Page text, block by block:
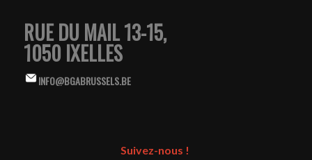
RUE DU MAIL 13-15,
1050 IXELLES
INFO@BGABRUSSELS.BE
Suivez-nous !